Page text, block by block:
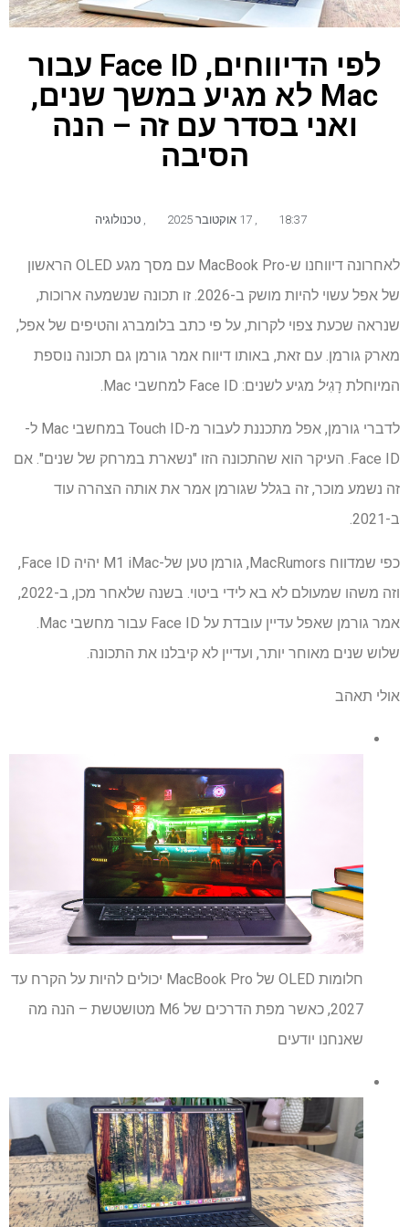
לפי הדיווחים, Face ID עבור
Mac לא מגיע במשך שנים,
ואני בסדר עם זה – הנה
הסיבה
18:37 טכנולוגיה
לאחרונה דיווחנו ש-MacBook Pro עם מסך מגע OLED הראשון
של אפל עשוי להיות מושק ב-2026. זו תכונה שנשמעה ארוכות,
שנראה שכעת צפוי לקרות, על פי כתב בלומברג והטיפים של אפל,
מארק גורמן. עם זאת, באותו דיווח אמר גורמן גם תכונה נוספת
המיוחלת רָגִיל מגיע לשנים: Face ID למחשבי Mac.
לדברי גורמן, אפל מתכננת לעבור מ-Touch ID במחשבי Mac ל-
Face ID. העיקר הוא שהתכונה הזו "נשארת במרחק של שנים". אם
זה נשמע מוכר, זה בגלל שגורמן אמר את אותה הצהרה עוד
ב-2021.
כפי שמדווח MacRumors, גורמן טען של-M1 iMac יהיה Face ID,
וזה משהו שמעולם לא בא לידי ביטוי. בשנה שלאחר מכן, ב-2022,
שלוש שנים מאוחר יותר, ועדיין לא קיבלנו את התכונה.
אולי תאהב
חלומות OLED של MacBook Pro יכולים להיות על הקרח עד
2027, כאשר מפת הדרכים של M6 מטושטשת – הנה מה
שאנחנו יודעים